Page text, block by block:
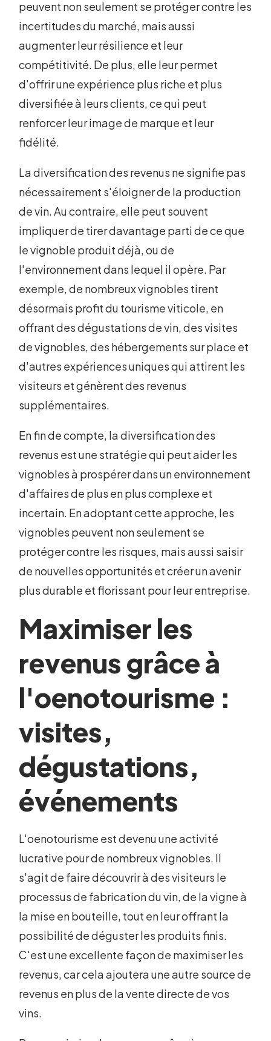
peuvent non seulement se protéger contre les
incertitudes du marché, mais aussi
augmenter leur résilience et leur
compétitivité. De plus, elle leur permet
d'offrir une expérience plus riche et plus
diversifiée à leurs clients, ce qui peut
renforcer leur image de marque et leur
fidélité.
La diversification des revenus ne signifie pas
nécessairement s'éloigner de la production
de vin. Au contraire, elle peut souvent
impliquer de tirer davantage parti de ce que
le vignoble produit déjà, ou de
l'environnement dans lequel il opère. Par
exemple, de nombreux vignobles tirent
désormais profit du tourisme viticole, en
offrant des dégustations de vin, des visites
de vignobles, des hébergements sur place et
d'autres expériences uniques qui attirent les
visiteurs et génèrent des revenus
supplémentaires.
En fin de compte, la diversification des
revenus est une stratégie qui peut aider les
vignobles à prospérer dans un environnement
d'affaires de plus en plus complexe et
incertain. En adoptant cette approche, les
vignobles peuvent non seulement se
protéger contre les risques, mais aussi saisir
de nouvelles opportunités et créer un avenir
plus durable et florissant pour leur entreprise.
Maximiser les
revenus grâce à
l'oenotourisme :
visites,
dégustations,
événements
L'oenotourisme est devenu une activité
lucrative pour de nombreux vignobles. Il
s'agit de faire découvrir à des visiteurs le
processus de fabrication du vin, de la vigne à
la mise en bouteille, tout en leur offrant la
possibilité de déguster les produits finis.
C'est une excellente façon de maximiser les
revenus, car cela ajoutera une autre source de
revenus en plus de la vente directe de vos
vins.